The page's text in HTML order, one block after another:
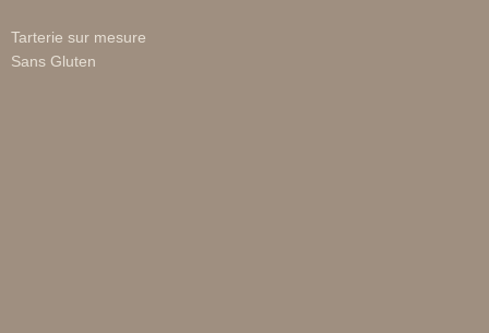
Tarterie sur mesure
Sans Gluten